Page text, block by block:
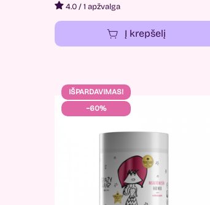
4.0/1 apžvalga
Į krepšelį
IŠPARDAVIMAS!
−60%